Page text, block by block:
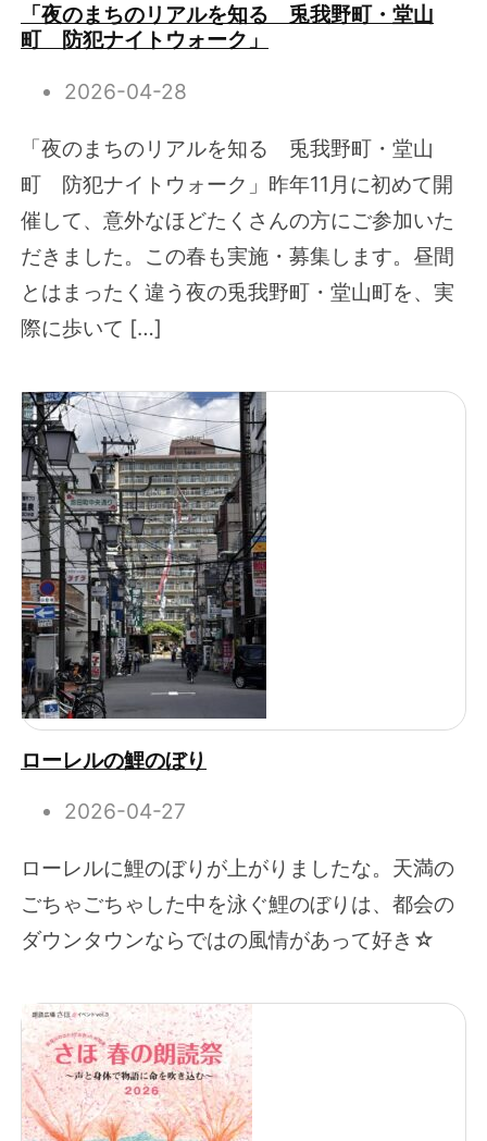
「夜のまちのリアルを知る 兎我野町・堂山
町 防犯ナイトウォーク」
2026-04-28
「夜のまちのリアルを知る 兎我野町・堂山
町 防犯ナイトウォーク」昨年11月に初めて開
催して、意外なほどたくさんの方にご参加いた
だきました。この春も実施・募集します。昼間
とはまったく違う夜の兎我野町・堂山町を、実
際に歩いて […]
ローレルの鯉のぼり
2026-04-27
ローレルに鯉のぼりが上がりましたな。天満の
ごちゃごちゃした中を泳ぐ鯉のぼりは、都会の
ダウンタウンならではの風情があって好き☆